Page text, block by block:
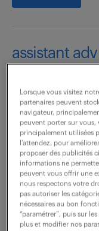
assistant
Evry
3 mois
35
Rattaché à la
principales seront
d'offres -Gestion
etc.) - Confirmer
Lorsque vous visitez
partenaires peuvent
navigateur,
peuvent porter sur vous,
principalement utilisées
l’attendez, pour
proposer des publicités
informations ne
peuvent vous offrir une
nous respectons votre
pas autoriser les
nécessaires au bon
“paramétrer”, puis sur
plus et modifier nos